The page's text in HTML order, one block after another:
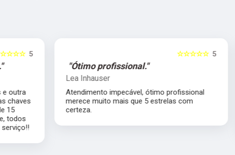
profissional."
impecável, ótimo profissional
muito mais que 5 estrelas com
"Serviço e
Muito bom,
profissional
comprometido
Rio de Janeiro